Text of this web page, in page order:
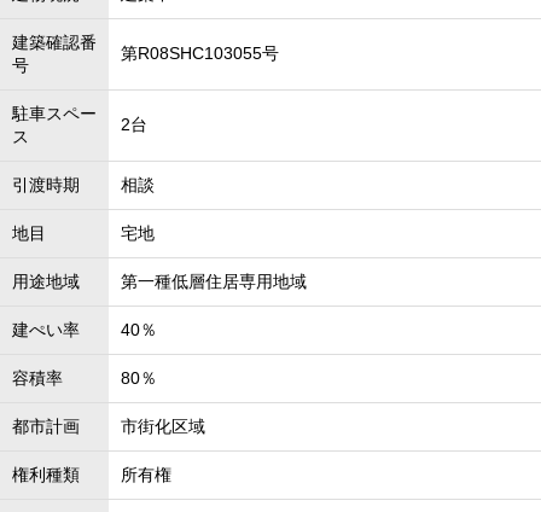
建築確認番
号
第R08SHC103055号
駐車スペー
ス
2台
引渡時期 相談
地目 宅地
用途地域 第一種低層住居専用地域
建ぺい率 40％
容積率 80％
都市計画 市街化区域
権利種類 所有権